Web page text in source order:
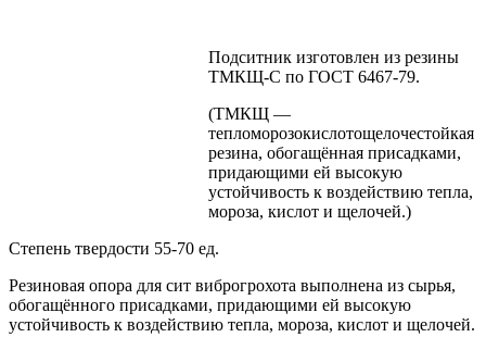
Подситник изготовлен из резины
ТМКЩ-С по ГОСТ 6467-79.
(ТМКЩ —
тепломорозокислотощелочестойкая
резина, обогащённая присадками,
придающими ей высокую
устойчивость к воздействию тепла,
мороза, кислот и щелочей.)
Степень твердости 55-70 ед.
Резиновая опора для сит виброгрохота выполнена из сырья,
обогащённого присадками, придающими ей высокую
устойчивость к воздействию тепла, мороза, кислот и щелочей.